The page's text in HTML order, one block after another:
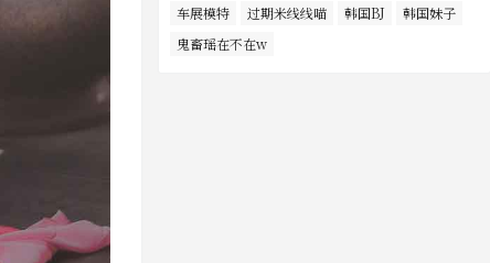
车展模特
过期米线线喵 韩国BJ
韩国妹子
鬼畜瑶在不在w